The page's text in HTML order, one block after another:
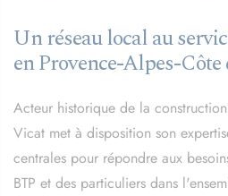
Un réseau local au
en Provence-Alpes-
Acteur historique de la
Vicat met à disposition son
centrales pour répondre aux
BTP et des particuliers dans